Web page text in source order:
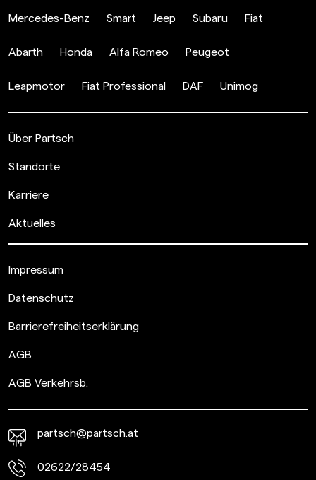
Mercedes-Benz Smart Jeep Subaru Fiat
Abarth Honda Alfa Romeo Peugeot
Leapmotor Fiat Professional DAF Unimog
Über Partsch
Standorte
Karriere
Aktuelles
Impressum
Datenschutz
Barrierefreiheitserklärung
AGB
AGB Verkehrsb.
partsch@partsch.at
02622/28454